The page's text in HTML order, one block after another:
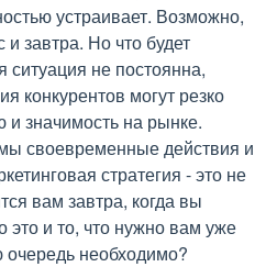
устраивает. Возможно,
и завтра. Но что будет
не постоянна,
конкурентов могут резко
значимость на рынке.
своевременные действия и
стратегия - это не
вам завтра, когда вы
это и то, что нужно вам уже
очередь необходимо?